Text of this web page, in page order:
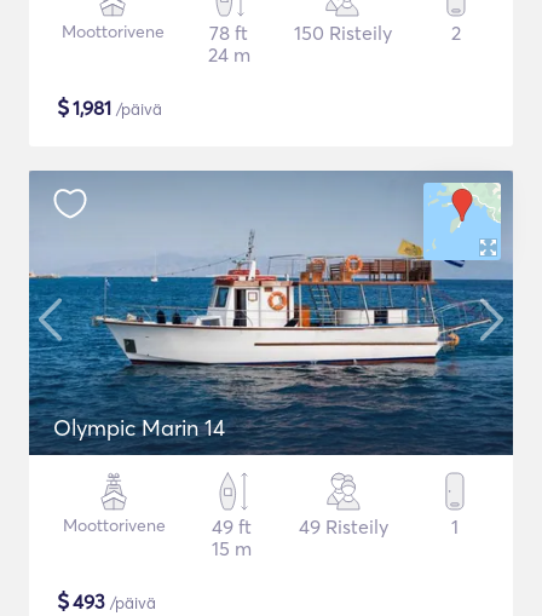
Moottorivene
78 ft
24 m
150 Risteily 2
$1,981 /päivä
Olympic Marin 14
Moottorivene
49 ft
15 m
49 Risteily 1
$493 /päivä